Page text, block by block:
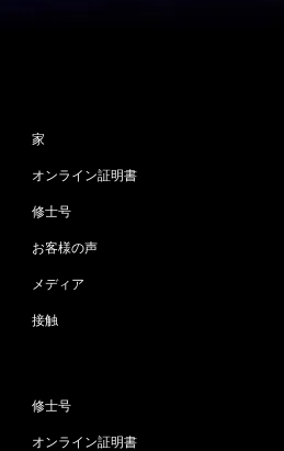
家
オンライン証明書
修士号
お客様の声
メディア
接触
修士号
オンライン証明書